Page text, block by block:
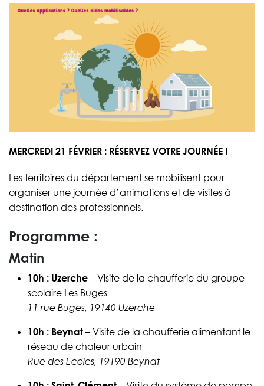
MERCREDI 21 FÉVRIER : RÉSERVEZ VOTRE JOURNÉE !
Les territoires du département se mobilisent pour
organiser une journée d’animations et de visites à
destination des professionnels.
Programme :
Matin
10h : Uzerche– Visite de la chaufferie du groupe
scolaire Les Buges
11 rue Buges, 19140 Uzerche
10h : Beynat– Visite de la chaufferie alimentant le
réseau de chaleur urbain
Rue des Ecoles, 19190 Beynat